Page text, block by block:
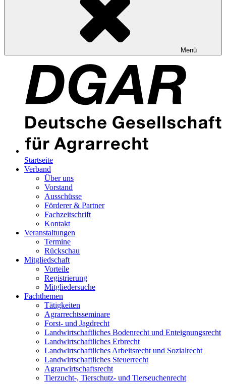
Menü
Startseite
Verband
Über uns
Vorstand
Ausschüsse
Förderer & Partner
Fachzeitschrift
Kontakt
Veranstaltungen
Termine
Rückschau
Mitgliedschaft
Vorteile
Registrierung
Mitgliedersuche
Fachthemen
Tätigkeiten
Agrarrechtsseminare
Forst- und Jagdrecht
Landwirtschaftliches Bodenrecht und Enteignungsrecht
Landwirtschaftliches Erbrecht
Landwirtschaftliches Arbeitsrecht und Sozialrecht
Landwirtschaftliches Steuerrecht
Agrarwirtschaftsrecht
Tierzucht-, Tierschutz- und Tierseuchenrecht